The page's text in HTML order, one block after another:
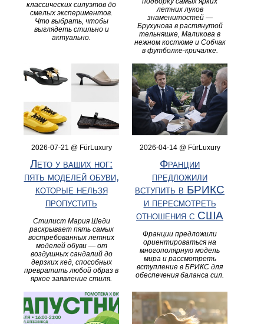
классических силуэтов до
смелых экспериментов.
Что выбрать, чтобы
выглядеть стильно и
актуально.
летних луков
знаменитостей —
Брухунова в растянутой
тельняшке, Маликова в
нежном костюме и Собчак
в футболке‑кричалке.
2026-07-21 @ FürLuxury
Лето у ваших ног:
пять моделей обуви,
которые нельзя
пропустить
Стилист Мария Шеди
раскрывает пять самых
востребованных летних
моделей обуви — от
воздушных сандалий до
дерзких кед, способных
превратить любой образ в
яркое заявление стиля.
2026-04-14 @ FürLuxury
Франции
предложили
вступить в БРИКС
и пересмотреть
отношения с США
Франции предложили
ориентироваться на
многополярную модель
мира и рассмотреть
вступление в БРИКС для
обеспечения баланса сил.